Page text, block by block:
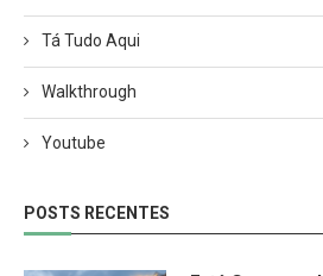
Tá Tudo Aqui
Walkthrough
Youtube
POSTS RECENTES